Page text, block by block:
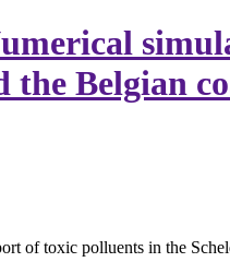
the Belgian
of toxic polluents in the